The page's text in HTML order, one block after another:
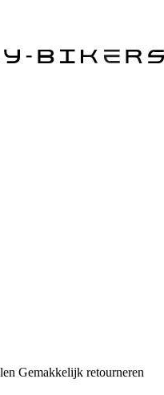
Gemakkelijk retourneren